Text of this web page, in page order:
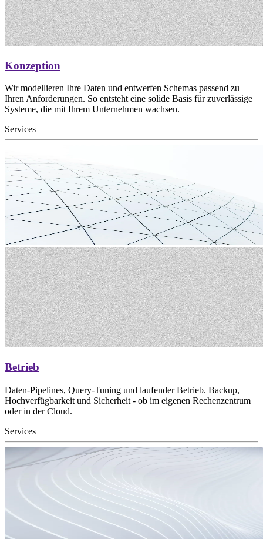
Konzeption
Wir modellieren Ihre Daten und entwerfen Schemas passend zu
Ihren Anforderungen. So entsteht eine solide Basis für zuverlässige
Systeme, die mit Ihrem Unternehmen wachsen.
Services
Betrieb
Daten-Pipelines, Query-Tuning und laufender Betrieb. Backup,
Hochverfügbarkeit und Sicherheit - ob im eigenen Rechenzentrum
oder in der Cloud.
Services